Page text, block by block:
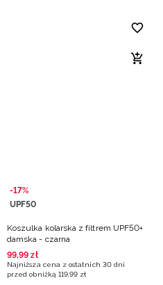
-17%
UPF50
Koszulka kolarska z filtrem UPF50+
damska - czarna
99,99 zł
Najniższa cena z ostatnich 30 dni
przed obniżką 119,99 zł